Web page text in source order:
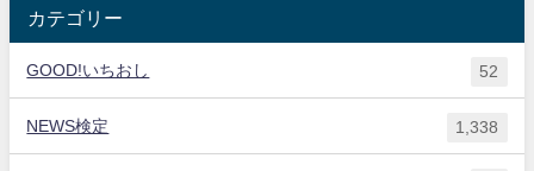
カテゴリー
GOOD!いちおし 52
NEWS検定 1,338